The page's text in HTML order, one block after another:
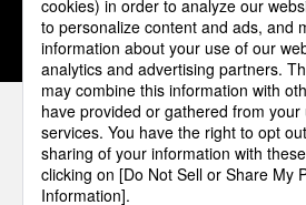
1 2 3 4
パナソニックの電気設備